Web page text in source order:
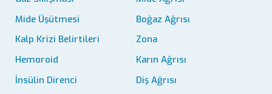
Mide Üşütmesi
Boğaz Ağrısı
Kalp Krizi Belirtileri
Zona
Hemoroid
Karın Ağrısı
İnsülin Direnci
Diş Ağrısı